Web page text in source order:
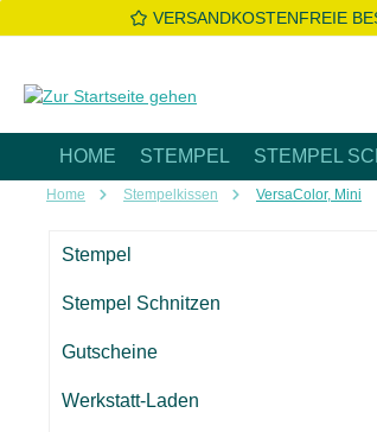
Hauptinhalt springen
Zur Suche springen
Zur Hauptnavigation springenVERSANDKOSTENFREIE
HOME STEMPEL STEMPEL
Home Stempelkissen VersaColor, Mini
Stempel
Stempel Schnitzen
Gutscheine
Werkstatt-Laden